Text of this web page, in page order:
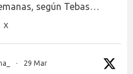
según Tebas…
X
· 29 Mar